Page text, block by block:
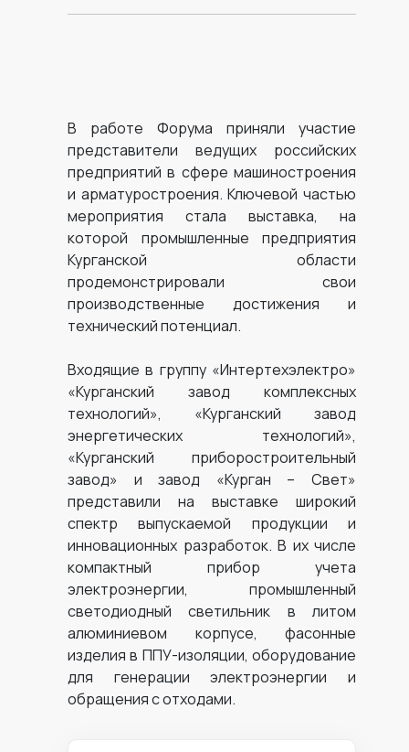
В работе Форума приняли участие
представители ведущих российских
предприятий в сфере машиностроения
и арматуростроения. Ключевой частью
мероприятия стала выставка, на
которой промышленные предприятия
Курганской области
продемонстрировали свои
производственные достижения и
технический потенциал.
Входящие в группу «Интертехэлектро»
«Курганский завод комплексных
технологий», «Курганский завод
энергетических технологий»,
«Курганский приборостроительный
завод» и завод «Курган – Свет»
представили на выставке широкий
спектр выпускаемой продукции и
инновационных разработок. В их числе
компактный прибор учета
электроэнергии, промышленный
светодиодный светильник в литом
алюминиевом корпусе, фасонные
изделия в ППУ-изоляции, оборудование
для генерации электроэнергии и
обращения с отходами.